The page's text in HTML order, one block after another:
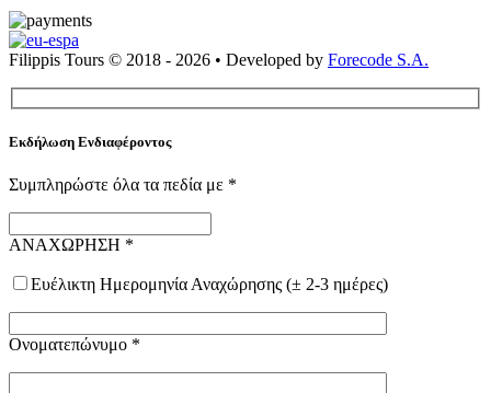
Filippis Tours © 2018 - 2026 • Developed by Forecode S.A.
Εκδήλωση Ενδιαφέροντος
Συμπληρώστε όλα τα πεδία με *
ΑΝΑΧΩΡΗΣΗ *
Ευέλικτη Ημερομηνία Αναχώρησης (± 2-3 ημέρες)
Ονοματεπώνυμο *